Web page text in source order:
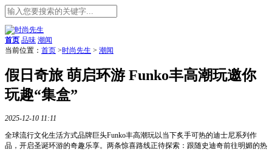
首页 品味 潮闻
当前位置： 首页 >时尚先生 > 潮闻
假日奇旅 萌启环游 Funko丰高潮玩邀你
玩趣“集盒”
2025-12-10 11:11
全球流行文化生活方式品牌巨头Funko丰高潮玩以当下炙手可热的迪士尼系列作
品，开启圣诞环游的奇趣乐享。两条惊喜路线正待探索：跟随史迪奇前往明媚的热